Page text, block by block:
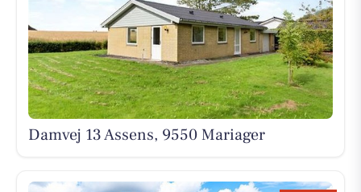
Damvej 13 Assens, 9550 Mariager